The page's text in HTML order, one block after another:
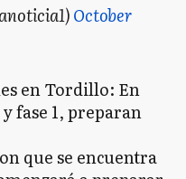
October
en Tordillo: En
fase 1, preparan
que se encuentra